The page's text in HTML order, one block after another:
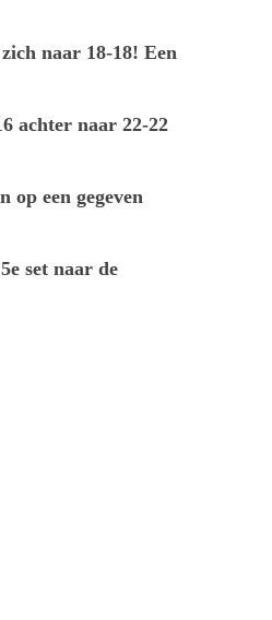
naar 18-18! Een
achter naar 22-22
op een gegeven
set naar de